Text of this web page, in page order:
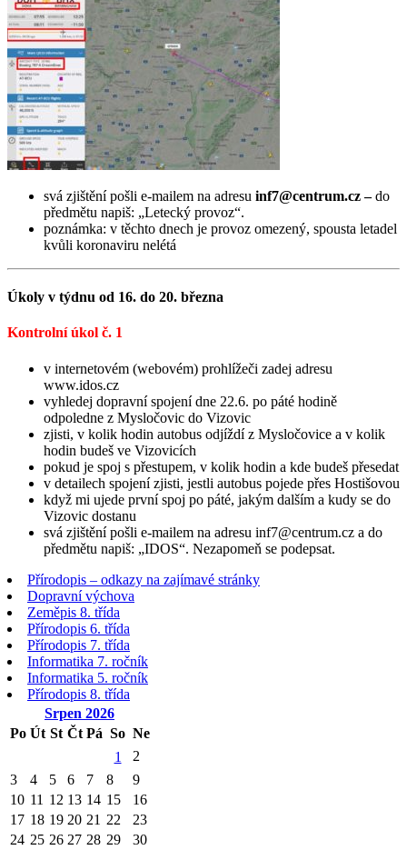
svá zjištění pošli e-mailem na adresu inf7@centrum.cz –do
předmětu napiš: „Letecký provoz“.
poznámka: v těchto dnech je provoz omezený, spousta letadel
kvůli koronaviru nelétá
Úkoly v týdnu od 16. do 20. března
Kontrolní úkol č. 1
v internetovém (webovém) prohlížeči zadej adresu
www.idos.cz
vyhledej dopravní spojení dne 22.6. po páté hodině
odpoledne z Mysločovic do Vizovic
zjisti, v kolik hodin autobus odjíždí z Mysločovice a v kolik
hodin budeš ve Vizovicích
pokud je spoj s přestupem, v kolik hodin a kde budeš přesedat
v detailech spojení zjisti, jestli autobus pojede přes Hostišovou
když mi ujede první spoj po páté, jakým dalším a kudy se do
Vizovic dostanu
svá zjištění pošli e-mailem na adresu inf7@centrum.cz a do
předmětu napiš: „IDOS“. Nezapomeň se podepsat.
Přírodopis – odkazy na zajímavé stránky
Dopravní výchova
Zeměpis 8. třída
Přírodopis 6. třída
Přírodopis 7. třída
Informatika 7. ročník
Informatika 5. ročník
Přírodopis 8. třída
Srpen 2026
Po Út St Čt Pá So Ne
1
2
3
4 5 6 7 8
9
10 11 12 13 14 15
16
17 18 19 20 21 22
23
24 25 26 27 28 29
30